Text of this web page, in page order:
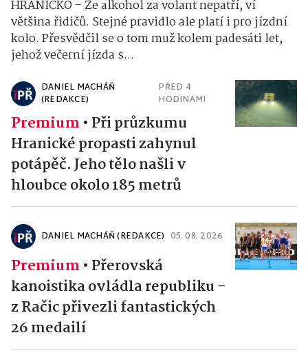
HRANICKO – Že alkohol za volant nepatří, ví
většina řidičů. Stejné pravidlo ale platí i pro jízdní
kolo. Přesvědčil se o tom muž kolem padesáti let,
jehož večerní jízda s...
DANIEL MACHÁŇ
(REDAKCE)
PŘED 4
HODINAMI
Premium • Při průzkumu
Hranické propasti zahynul
potápěč. Jeho tělo našli v
hloubce okolo 185 metrů
DANIEL MACHÁŇ (REDAKCE) 05. 08. 2026
Premium • Přerovská
kanoistika ovládla republiku -
z Račic přivezli fantastických
26 medailí